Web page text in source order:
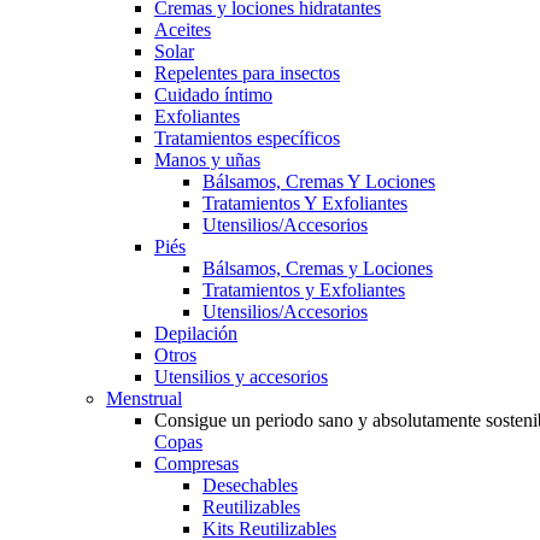
Cremas y lociones hidratantes
Aceites
Solar
Repelentes para insectos
Cuidado íntimo
Exfoliantes
Tratamientos específicos
Manos y uñas
Bálsamos, Cremas Y Lociones
Tratamientos Y Exfoliantes
Utensilios/Accesorios
Piés
Bálsamos, Cremas y Lociones
Tratamientos y Exfoliantes
Utensilios/Accesorios
Depilación
Otros
Utensilios y accesorios
Menstrual
Consigue un periodo sano y absolutamente
Copas
Compresas
Desechables
Reutilizables
Kits Reutilizables